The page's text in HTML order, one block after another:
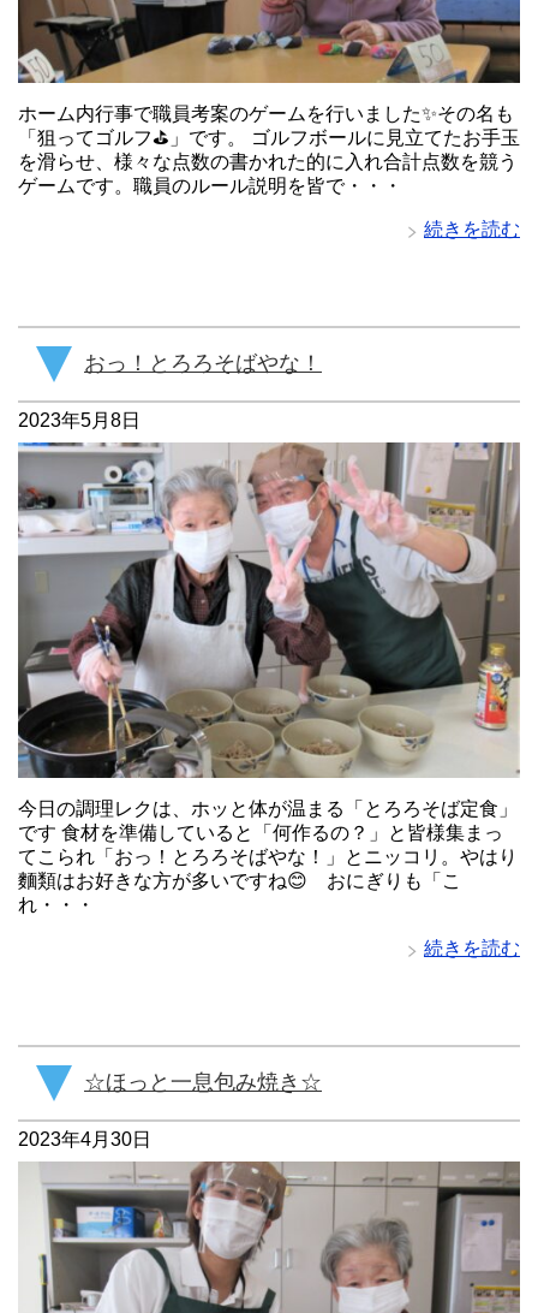
ホーム内行事で職員考案のゲームを行いました✨その名も
「狙ってゴルフ⛳」です。 ゴルフボールに見立てたお手玉
を滑らせ、様々な点数の書かれた的に入れ合計点数を競う
ゲームです。職員のルール説明を皆で・・・
続きを読む
おっ！とろろそばやな！
2023年5月8日
今日の調理レクは、ホッと体が温まる「とろろそば定食」
です 食材を準備していると「何作るの？」と皆様集まっ
てこられ「おっ！とろろそばやな！」とニッコリ。やはり
麵類はお好きな方が多いですね😊 おにぎりも「こ
れ・・・
続きを読む
☆ほっと一息包み焼き☆
2023年4月30日